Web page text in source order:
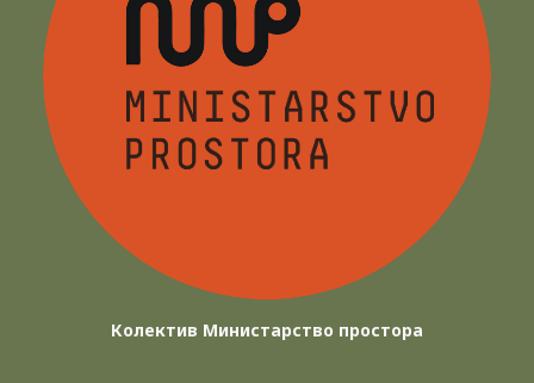
Колектив Министарство простора